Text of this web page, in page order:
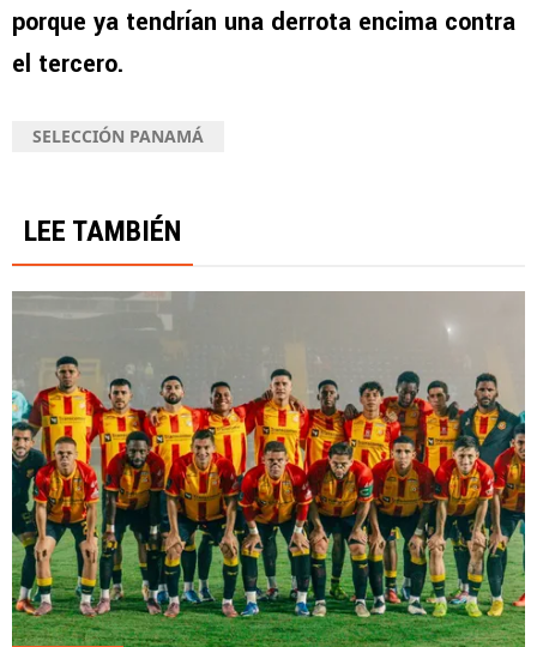
porque ya tendrían una derrota encima contra
el tercero.
SELECCIÓN PANAMÁ
LEE TAMBIÉN